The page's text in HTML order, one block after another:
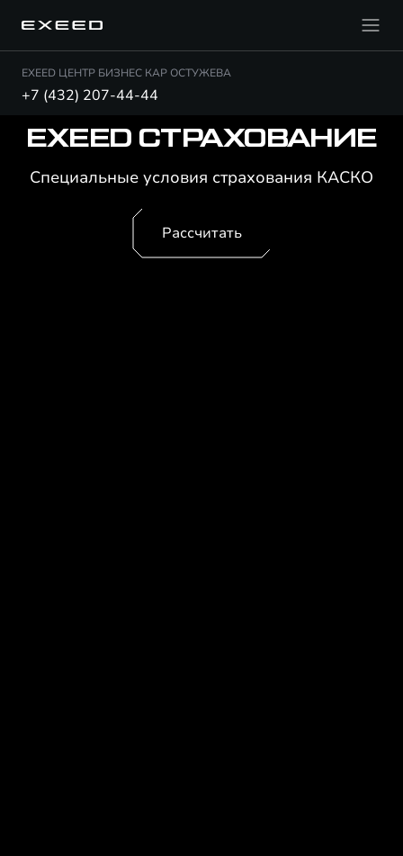
EXEED ЦЕНТР БИЗНЕС КАР ОСТУЖЕВА
+7 (432) 207-44-44
EXEED СТРАХОВАНИЕ
Специальные условия страхования КАСКО
Рассчитать